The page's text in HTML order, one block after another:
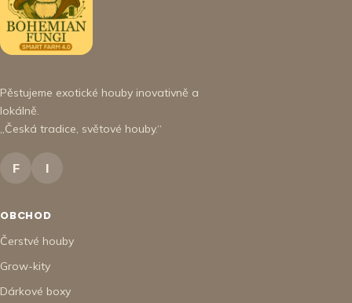
Pěstujeme exotické houby inovativně a
lokálně.
„Česká tradice, světové houby.“
F I
OBCHOD
Čerstvé houby
Grow-kity
Dárkové boxy